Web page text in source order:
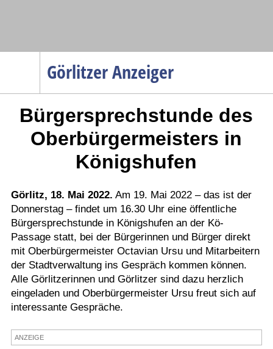
Görlitzer Anzeiger
Menüpunkte
Politik
Gesellschaft
Verkehr
Gesundheit
Kultur
Sport
Termine
Kostenlos
Bürgersprechstunde des
Oberbürgermeisters in
Königshufen
Görlitz, 18. Mai 2022. Am 19. Mai 2022 – das ist der
Donnerstag – findet um 16.30 Uhr eine öffentliche
Bürgersprechstunde in Königshufen an der Kö-
Passage statt, bei der Bürgerinnen und Bürger direkt
mit Oberbürgermeister Octavian Ursu und Mitarbeitern
der Stadtverwaltung ins Gespräch kommen können.
Alle Görlitzerinnen und Görlitzer sind dazu herzlich
eingeladen und Oberbürgermeister Ursu freut sich auf
interessante Gespräche.
ANZEIGE